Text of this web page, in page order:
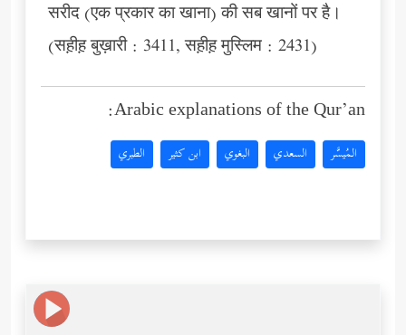
सरीद (एक प्रकार का खाना) की सब खानों पर है।
(सह़ीह़ बुख़ारी : 3411, सह़ीह़ मुस्लिम : 2431)
Arabic explanations of the Qur’an:
المُيسَّر السعدي البغوي ابن كثير الطبري